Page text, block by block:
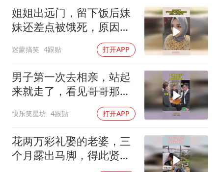
姐姐出远门，留下饭后妹
妹还差点被饿死，原因让
迷蒙搞笑 4跟贴 打开APP
男子第一次去相亲，站起
来就走了，看见哥哥那刻
快乐笑星坊 4跟贴 打开APP
花两万彩礼娶的老婆，三
个月露出马脚，得此贤妻